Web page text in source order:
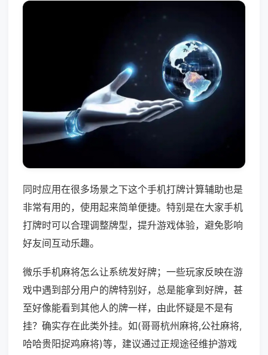
同时应用在很多场景之下这个手机打牌计算辅助也是
非常有用的，使用起来简单便捷。特别是在大家手机
打牌时可以合理调整牌型，提升游戏体验，避免影响
好友间互动乐趣。
微乐手机麻将怎么让系统发好牌；一些玩家反映在游
戏中遇到部分用户的牌特别好，总是能拿到好牌，甚
至好像能看到其他人的牌一样，由此怀疑是不是有
挂？确实存在此类外挂。如(哥哥杭州麻将,公社麻将,
哈哈贵阳捉鸡麻将)等，建议通过正规途径维护游戏